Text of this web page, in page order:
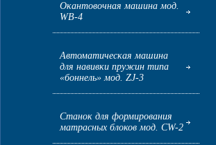
Окантовочная машина мод.
WB-4
Автоматическая машина
для навивки пружин типа
«боннель» мод. ZJ-3
Станок для формирования
матрасных блоков мод. CW-2